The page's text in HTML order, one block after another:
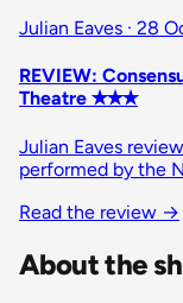
Julian Eaves · 28
REVIEW:
Theatre ✭✭✭
Julian Eaves
performed by the
Read the review →
About the